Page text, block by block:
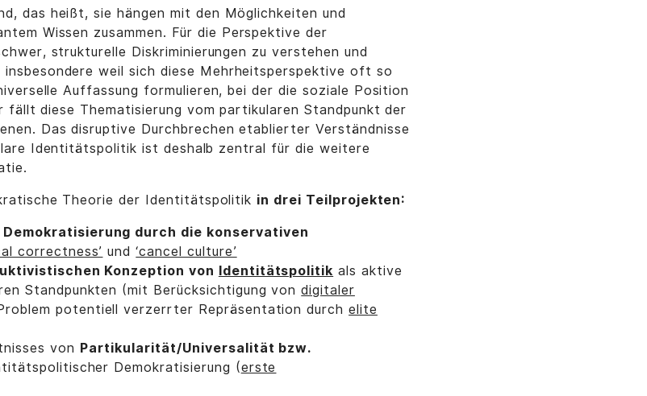
das heißt, sie hängen mit den Möglichkeiten und
Wissen zusammen. Für die Perspektive der
strukturelle Diskriminierungen zu verstehen und
insbesondere weil sich diese Mehrheitsperspektive oft so
Auffassung formulieren, bei der die soziale Position
fällt diese Thematisierung vom partikularen Standpunkt der
Das disruptive Durchbrechen etablierter Verständnisse
Identitätspolitik ist deshalb zentral für die weitere
Theorie der Identitätspolitik in drei Teilprojekten:
Demokratisierung durch die konservativen
correctness’ und‘cancel culture’
Konzeption von Identitätspolitik als aktive
Standpunkten (mit Berücksichtigung vondigitaler
potentiell verzerrter Repräsentation durchelite
von Partikularität/Universalität bzw.
Demokratisierung (erste